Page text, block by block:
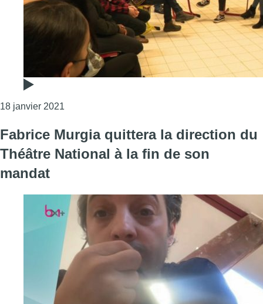
18 janvier 2021
Fabrice Murgia quittera la direction du
Théâtre National à la fin de son
mandat